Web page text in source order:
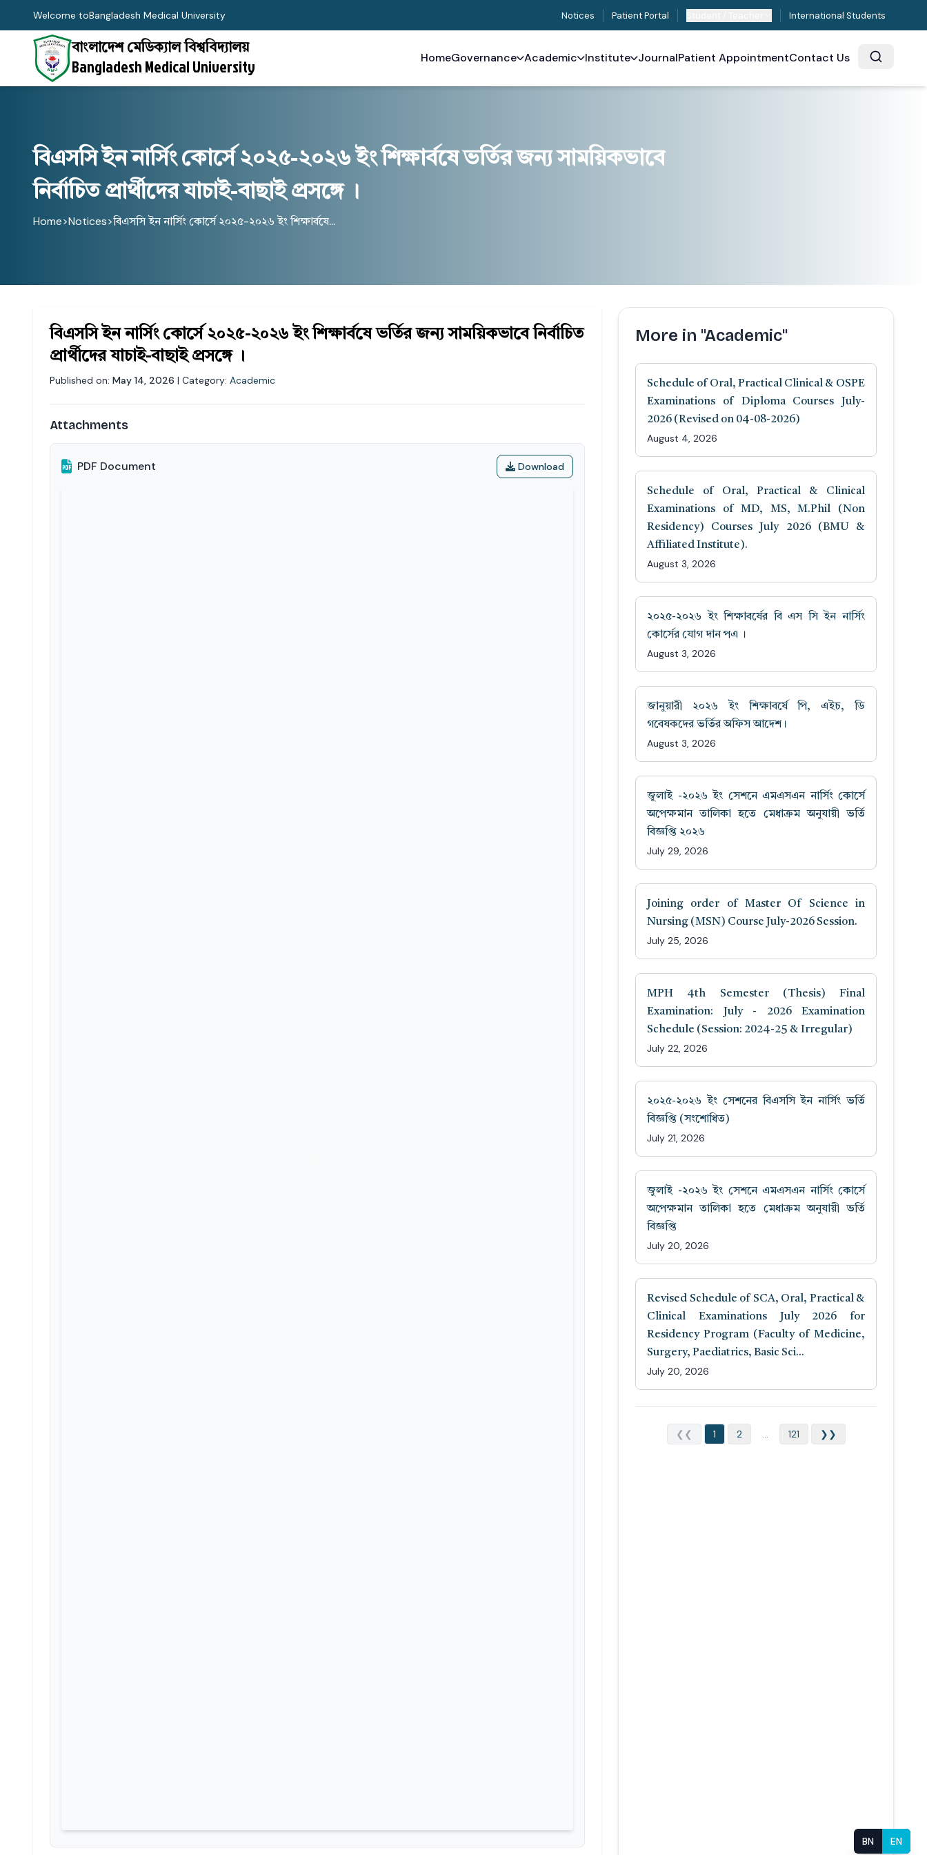
Welcome toBangladesh Medical University Notices Patient Portal International Students
বাংলাদেশ মেডিক্যাল বিশ্ববিদ্যালয়
Bangladesh Medical University HomeGovernance Academic Institute JournalPatient AppointmentContact Us
বিএসসি ইন নার্সিং কোর্সে ২০২৫-২০২৬ ইং শিক্ষার্বষে ভর্তির জন্য সাময়িকভাবে
নির্বাচিত প্রার্থীদের যাচাই-বাছাই প্রসঙ্গে ।
Home>Notices>বিএসসি ইন নার্সিং কোর্সে ২০২৫-২০২৬ ইং শিক্ষার্বষে...
বিএসসি ইন নার্সিং কোর্সে ২০২৫-২০২৬ ইং শিক্ষার্বষে ভর্তির জন্য সাময়িকভাবে নির্বাচিত
প্রার্থীদের যাচাই-বাছাই প্রসঙ্গে ।
Published on: May 14, 2026 | Category: Academic
Attachments
PDF Document Download
More in "Academic"
Schedule of Oral, Practical Clinical & OSPE
Examinations of Diploma Courses July-
2026 (Revised on 04-08-2026)
August 4, 2026
Schedule of Oral, Practical & Clinical
Examinations of MD, MS, M.Phil (Non
Residency) Courses July 2026 (BMU &
Affiliated Institute).
August 3, 2026
২০২৫-২০২৬ ইং শিক্ষাবর্ষের বি এস সি ইন নার্সিং
কোর্সের যোগ দান পএ ।
August 3, 2026
জানুয়ারী ২০২৬ ইং শিক্ষাবর্ষে পি, এইচ, ডি
গবেষকদের ভর্তির অফিস আদেশ।
August 3, 2026
জুলাই -২০২৬ ইং সেশনে এমএসএন নার্সিং কোর্সে
অপেক্ষমান তালিকা হতে মেধাক্রম অনুযায়ী ভর্তি
বিজ্ঞপ্তি ২০২৬
July 29, 2026
Joining order of Master Of Science in
Nursing (MSN) Course July-2026 Session.
July 25, 2026
MPH 4th Semester (Thesis) Final
Examination: July - 2026 Examination
Schedule (Session: 2024-25 & Irregular)
July 22, 2026
২০২৫-২০২৬ ইং সেশনের বিএসসি ইন নার্সিং ভর্তি
বিজ্ঞপ্তি (সংশোধিত)
July 21, 2026
জুলাই -২০২৬ ইং সেশনে এমএসএন নার্সিং কোর্সে
অপেক্ষমান তালিকা হতে মেধাক্রম অনুযায়ী ভর্তি
বিজ্ঞপ্তি
July 20, 2026
Revised Schedule of SCA, Oral, Practical &
Clinical Examinations July 2026 for
Residency Program (Faculty of Medicine,
Surgery, Paediatrics, Basic Sci...
July 20, 2026
❮❮ 1 2 ... 121 ❯❯
BN EN